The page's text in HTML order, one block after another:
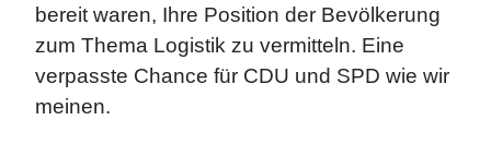
bereit waren, Ihre Position der Bevölkerung
zum Thema Logistik zu vermitteln. Eine
verpasste Chance für CDU und SPD wie wir
meinen.